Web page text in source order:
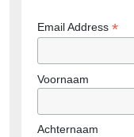
Email Address *
Voornaam
Achternaam